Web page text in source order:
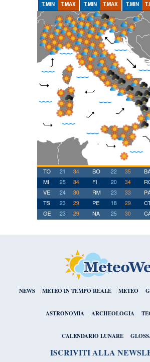
T.MIN T.MAX T.MIN T.MAX T.MIN
NEWS METEO IN TEMPO REALE METEO
ASTRONOMIA ARCHEOLOGIA
CALENDARIO LUNARE
ISCRIVITI ALLA